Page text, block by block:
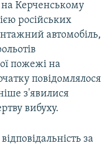
Керченському
російських
автомобіль,
пожежі на
повідомлялося
з'явилися
вибуху.
за